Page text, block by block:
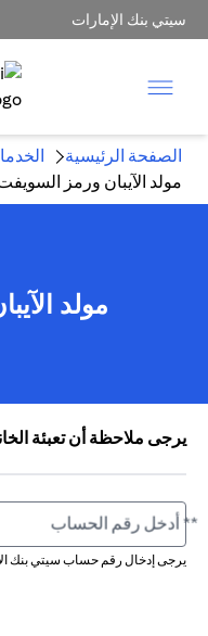
سيتي بنك الإمارات
الصفحة الرئيسية
مولد الآيبان ورمز
مولد
يرجى ملاحظة أن تعبئة
يرجى إدخال رقم حساب سيتي بنك
** أدخل رقم الحساب